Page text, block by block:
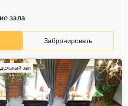
зала
Забронировать
зал